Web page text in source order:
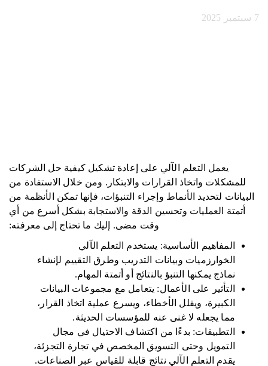
7 سبتمبر 2025
يعمل التعلم الآلي على إعادة تشكيل كيفية حل الشركات
للمشكلات واتخاذ القرارات والابتكار. ومن خلال الاستفادة من
البيانات لتحديد الأنماط وإجراء التنبؤات، فإنها تمكن الأنظمة من
أتمتة العمليات وتحسين الدقة والاستجابة بشكل أسرع من أي
وقت مضى. إليك ما تحتاج إلى معرفته:
المفاهيم الأساسية: يستخدم التعلم الآلي
الخوارزميات وبيانات التدريب وطرق التقييم لإنشاء
نماذج يمكنها التنبؤ بالنتائج أو أتمتة المهام.
التأثير على الأعمال: يتعامل مع مجموعات البيانات
الكبيرة، ويقلل الأخطاء، ويسرع عملية اتخاذ القرار،
مما يجعله لا غنى عنه للمؤسسات الحديثة.
التطبيقات: بدءًا من اكتشاف الاحتيال في مجال
التمويل وحتى التسويق المخصص في تجارة التجزئة،
يقدم التعلم الآلي نتائج قابلة للقياس عبر الصناعات.